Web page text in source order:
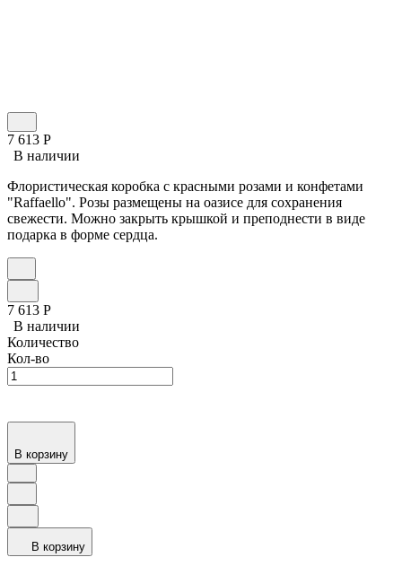
7 613 Р
В наличии
Флористическая коробка с красными розами и конфетами
"Raffaello". Розы размещены на оазисе для сохранения
свежести. Можно закрыть крышкой и преподнести в виде
подарка в форме сердца.
7 613 Р
В наличии
Количество
Кол-во
В корзину
В корзину